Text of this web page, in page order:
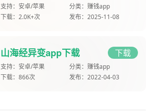
支持： 安卓/苹果 分类： 赚钱app
下载： 2.0K+次 发布： 2025-11-08
山海经异变app下载 下载
支持： 安卓/苹果 分类： 赚钱app
下载： 866次 发布： 2022-04-03